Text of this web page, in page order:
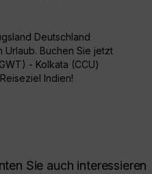
Deutschland
Urlaub. Buchen Sie jetzt
- Kolkata (CCU)
Indien!
Sie auch interessieren